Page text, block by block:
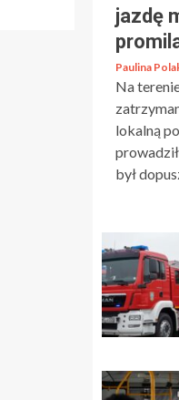
jazdę
Paulina
Na
lokalną
był